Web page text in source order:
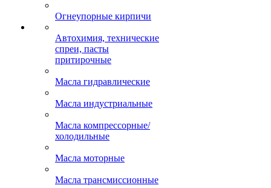
Огнеупорные кирпичи
Автохимия, технические
спреи, пасты
притирочные
Масла гидравлические
Масла индустриальные
Масла компрессорные/
холодильные
Масла моторные
Масла трансмиссионные